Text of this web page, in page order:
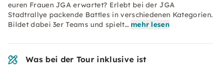
euren Frauen JGA erwartet? Erlebt bei der JGA
Stadtrallye packende Battles in verschiedenen Kategorien.
Bildet dabei 3er Teams und spielt… mehr lesen
Was bei der Tour inklusive ist